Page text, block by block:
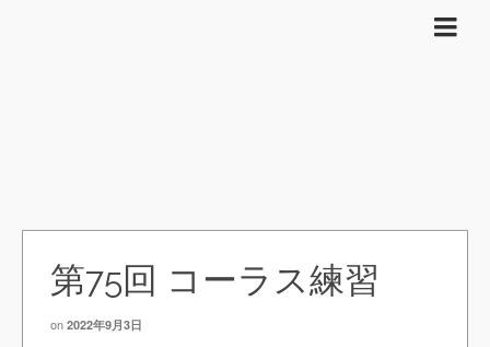
第75回 コーラス練習
on 2022年9月3日